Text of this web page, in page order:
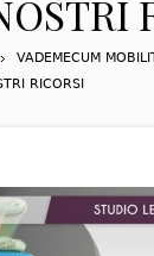
VADEMECUM
RICORSI